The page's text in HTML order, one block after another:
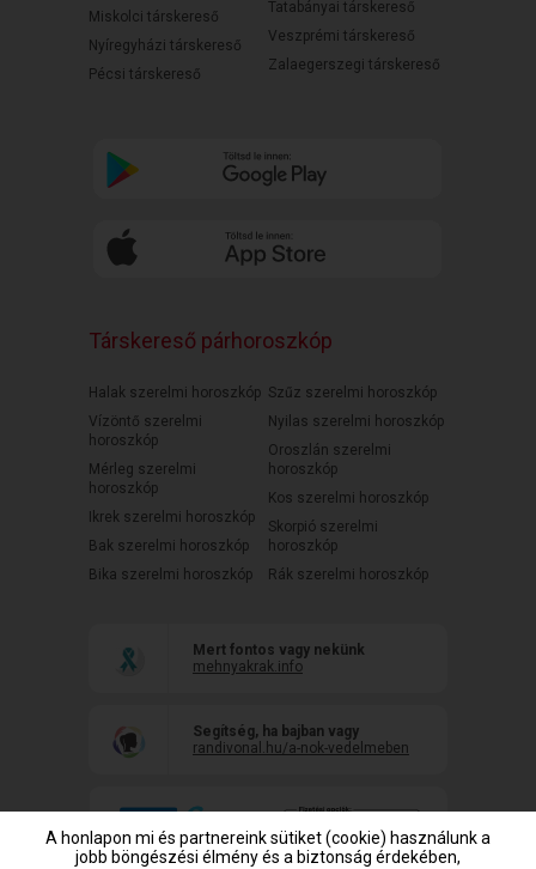
Miskolci társkereső
Nyíregyházi társkereső
Pécsi társkereső
Tatabányai társkereső
Veszprémi társkereső
Zalaegerszegi társkereső
Társkereső párhoroszkóp
Halak szerelmi horoszkóp
Vízöntő szerelmi
horoszkóp
Mérleg szerelmi
horoszkóp
Ikrek szerelmi horoszkóp
Bak szerelmi horoszkóp
Bika szerelmi horoszkóp
Szűz szerelmi horoszkóp
Nyilas szerelmi horoszkóp
Oroszlán szerelmi
horoszkóp
Kos szerelmi horoszkóp
Skorpió szerelmi
horoszkóp
Rák szerelmi horoszkóp
Mert fontos vagy nekünk
mehnyakrak.info
Segítség, ha bajban vagy
randivonal.hu/a-nok-vedelmeben
A honlapon mi és partnereink sütiket (cookie) használunk a
jobb böngészési élmény és a biztonság érdekében,